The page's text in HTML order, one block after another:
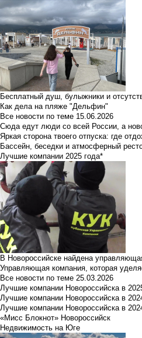
Бесплатный душ, булыжники и
Как дела на пляже "Дельфин"
Все новости по теме 15.06.2026
Сюда едут люди со всей России, а
Яркая сторона твоего отпуска: где
Бассейн, беседки и атмосферный
Лучшие компании 2025 года*
В Новороссийске найдена
Управляющая компания, которая
Все новости по теме 25.03.2026
Лучшие компании Новороссийска в
Лучшие компании Новороссийска в
Лучшие компании Новороссийска в
«Мисс Блокнот» Новороссийск
Недвижимость на Юге